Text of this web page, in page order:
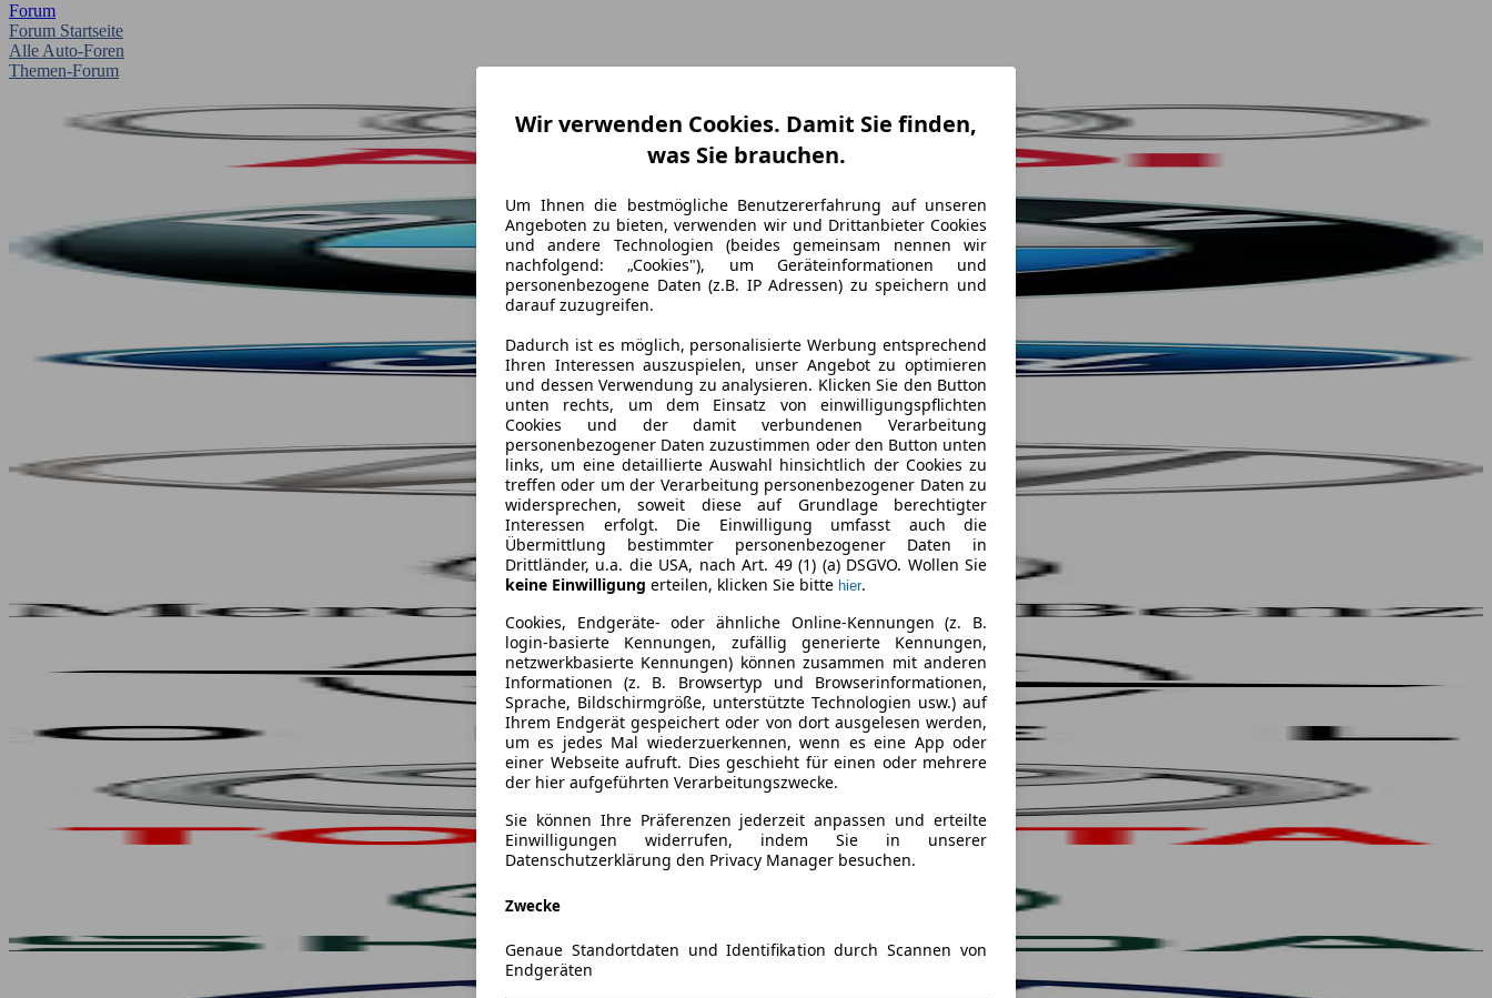
Forum
Forum Startseite
Alle Auto-Foren
Themen-Forum
Wir verwenden Cookies. Damit Sie finden,
was Sie brauchen.
Um Ihnen die bestmögliche Benutzererfahrung auf unseren
Angeboten zu bieten, verwenden wir und Drittanbieter Cookies
und andere Technologien (beides gemeinsam nennen wir
nachfolgend: „Cookies"), um Geräteinformationen und
personenbezogene Daten (z.B. IP Adressen) zu speichern und
darauf zuzugreifen.
Dadurch ist es möglich, personalisierte Werbung entsprechend
Ihren Interessen auszuspielen, unser Angebot zu optimieren
und dessen Verwendung zu analysieren. Klicken Sie den Button
unten rechts, um dem Einsatz von einwilligungspflichten
Cookies und der damit verbundenen Verarbeitung
personenbezogener Daten zuzustimmen oder den Button unten
links, um eine detaillierte Auswahl hinsichtlich der Cookies zu
treffen oder um der Verarbeitung personenbezogener Daten zu
widersprechen, soweit diese auf Grundlage berechtigter
Interessen erfolgt. Die Einwilligung umfasst auch die
Übermittlung bestimmter personenbezogener Daten in
Drittländer, u.a. die USA, nach Art. 49 (1) (a) DSGVO. Wollen Sie
keine Einwilligung erteilen, klicken Sie bitte hier.
Cookies, Endgeräte- oder ähnliche Online-Kennungen (z. B.
login-basierte Kennungen, zufällig generierte Kennungen,
netzwerkbasierte Kennungen) können zusammen mit anderen
Informationen (z. B. Browsertyp und Browserinformationen,
Sprache, Bildschirmgröße, unterstützte Technologien usw.) auf
Ihrem Endgerät gespeichert oder von dort ausgelesen werden,
um es jedes Mal wiederzuerkennen, wenn es eine App oder
einer Webseite aufruft. Dies geschieht für einen oder mehrere
der hier aufgeführten Verarbeitungszwecke.
Sie können Ihre Präferenzen jederzeit anpassen und erteilte
Einwilligungen widerrufen, indem Sie in unserer
Datenschutzerklärung den Privacy Manager besuchen.
Zwecke
Genaue Standortdaten und Identifikation durch Scannen von
Endgeräten